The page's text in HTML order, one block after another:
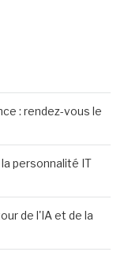
: rendez-vous le
personnalité IT
de l'IA et de la